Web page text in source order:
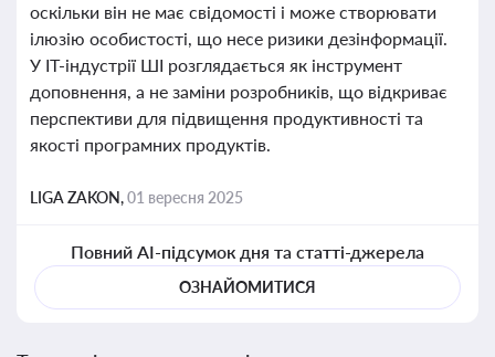
оскільки він не має свідомості і може створювати
ілюзію особистості, що несе ризики дезінформації.
У IT-індустрії ШІ розглядається як інструмент
доповнення, а не заміни розробників, що відкриває
перспективи для підвищення продуктивності та
якості програмних продуктів.
LIGA ZAKON,01 вересня 2025
Повний AI-підсумок дня та статті-джерела
ОЗНАЙОМИТИСЯ